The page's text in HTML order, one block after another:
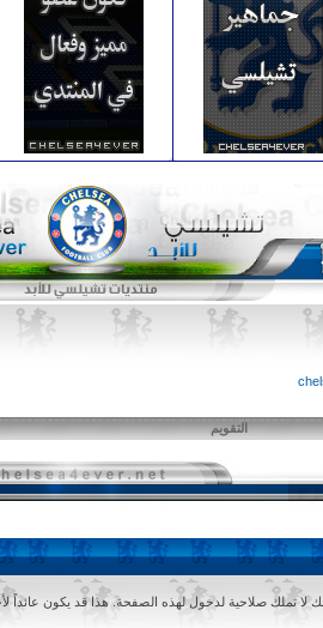
التقويم
لا تملك صلاحية لدخول لهذه الصفحة. هذا قد يكون عائداً